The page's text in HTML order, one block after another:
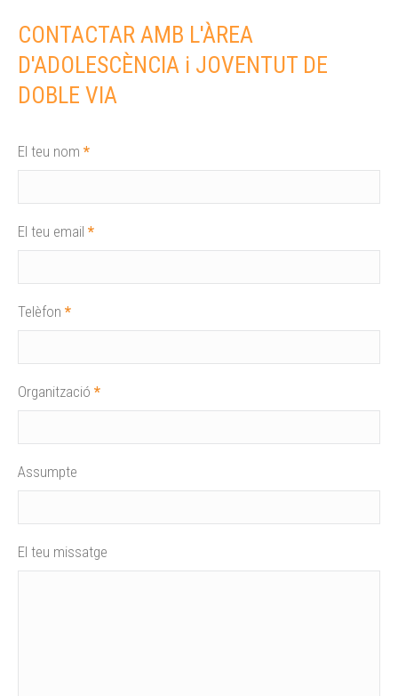
CONTACTAR AMB L'ÀREA
D'ADOLESCÈNCIA i JOVENTUT DE
DOBLE VIA
El teu nom *
El teu email *
Telèfon *
Organització *
Assumpte
El teu missatge